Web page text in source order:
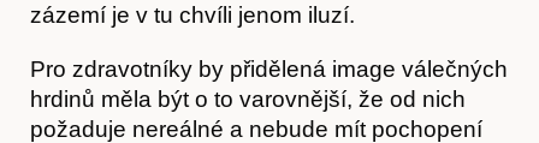
zázemí je v tu chvíli jenom iluzí.
Pro zdravotníky by přidělená image válečných
hrdinů měla být o to varovnější, že od nich
požaduje nereálné a nebude mít pochopení